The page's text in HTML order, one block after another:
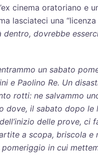
cinema oratoriano e
lasciateci una “licenza
dentro, dovrebbe
un sabato
e Paolino Re. Un
rotti: ne salvammo
dove, il sabato dopo le
delle prove, ci
a scopa, briscola e
in cui